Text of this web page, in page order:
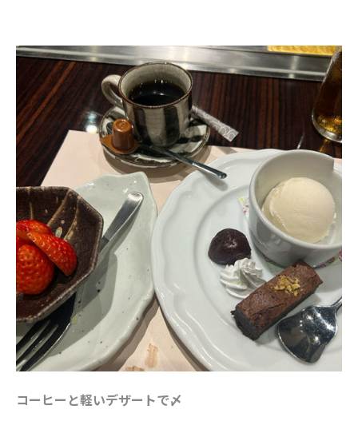
コーヒーと軽いデザートで〆